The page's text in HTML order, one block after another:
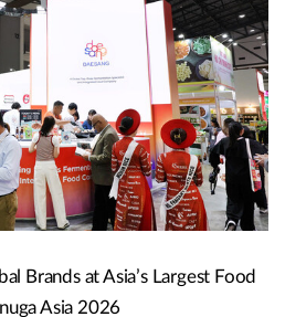
Brands at Asia’s Largest Food
Asia 2026